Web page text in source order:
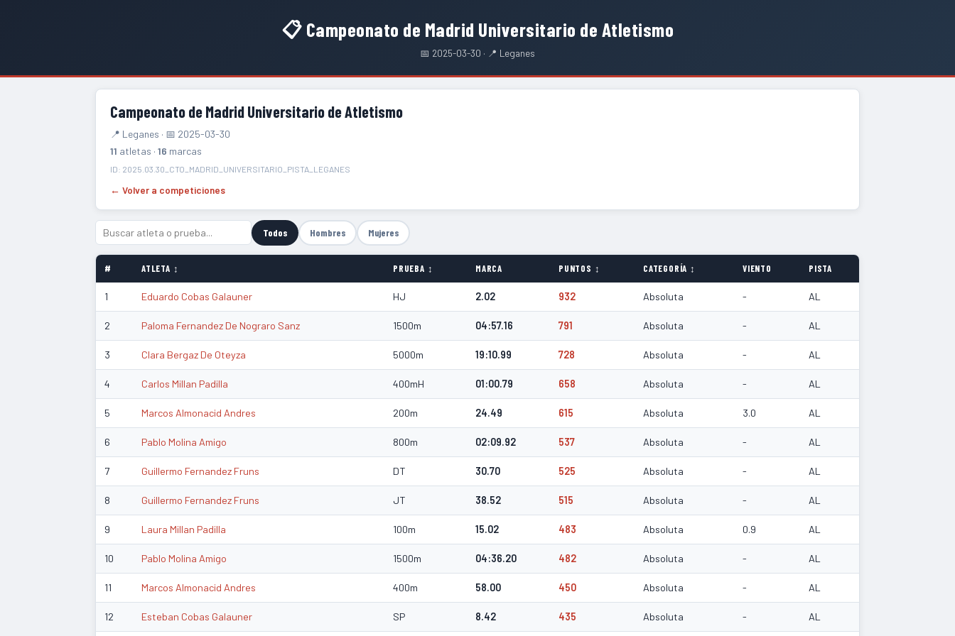
📋 Campeonato de Madrid Universitario de Atletismo
📅 2025-03-30 · 📍 Leganes
Campeonato de Madrid Universitario de Atletismo
📍 Leganes · 📅 2025-03-30
11 atletas · 16 marcas
ID: 2025.03.30_CTO_MADRID_UNIVERSITARIO_PISTA_LEGANES
← Volver a competiciones
Todos Hombres Mujeres
# ATLETA ↕ PRUEBA ↕ MARCA PUNTOS ↕ CATEGORÍA ↕ VIENTO PISTA
1 Eduardo Cobas Galauner HJ 2.02 932 Absoluta - AL
2 Paloma Fernandez De Nograro Sanz 1500m 04:57.16 791 Absoluta - AL
3 Clara Bergaz De Oteyza 5000m 19:10.99 728 Absoluta - AL
4 Carlos Millan Padilla 400mH 01:00.79 658 Absoluta - AL
5 Marcos Almonacid Andres 200m 24.49 615 Absoluta 3.0 AL
6 Pablo Molina Amigo 800m 02:09.92 537 Absoluta - AL
7 Guillermo Fernandez Fruns DT 30.70 525 Absoluta - AL
8 Guillermo Fernandez Fruns JT 38.52 515 Absoluta - AL
9 Laura Millan Padilla 100m 15.02 483 Absoluta 0.9 AL
10 Pablo Molina Amigo 1500m 04:36.20 482 Absoluta - AL
11 Marcos Almonacid Andres 400m 58.00 450 Absoluta - AL
12 Esteban Cobas Galauner SP 8.42 435 Absoluta - AL